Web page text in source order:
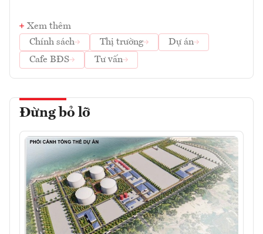
Xem thêm
Chính sách
Thị trường
Dự án
Cafe BĐS
Tư vấn
Đừng bỏ lỡ